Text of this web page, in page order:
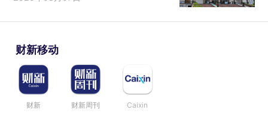
财新移动
财新 财新周刊 Caixin